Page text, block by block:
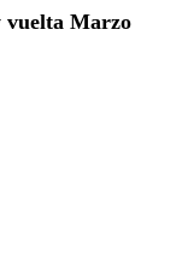
vuelta Marzo